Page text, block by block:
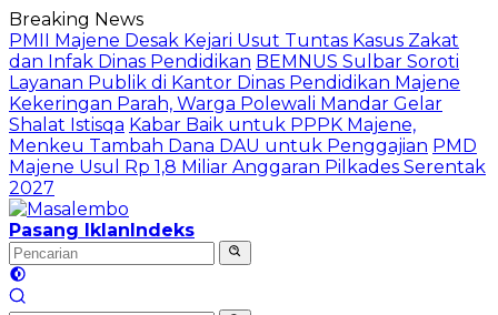
Langsung
ke
konten
Breaking News
PMII Majene Desak Kejari Usut Tuntas Kasus Zakat
dan Infak Dinas Pendidikan BEMNUS Sulbar Soroti
Layanan Publik di Kantor Dinas Pendidikan Majene
Kekeringan Parah, Warga Polewali Mandar Gelar
Shalat Istisqa Kabar Baik untuk PPPK Majene,
Menkeu Tambah Dana DAU untuk Penggajian PMD
Majene Usul Rp 1,8 Miliar Anggaran Pilkades Serentak
2027
Pasang IklanIndeks